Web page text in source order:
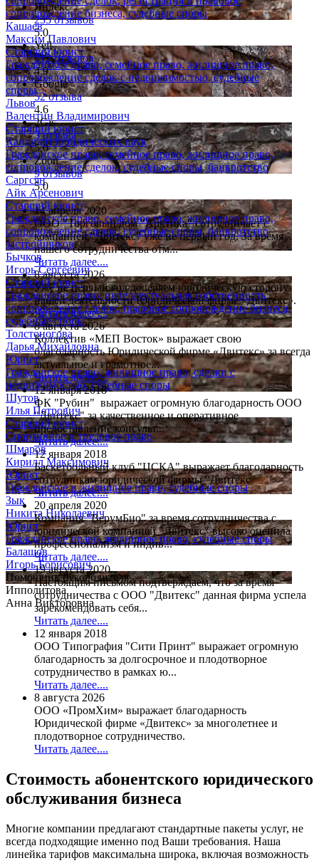
сопровождение бизнеса, судебные споры
Кашаев
Максим Павлович
Старший юрист
Гражданское право, семейное право, жилищное право,
сопровождение сделок с недвижимостью, судебные
споры
Львов
Валентин Владимирович
Старший юрист
Кандидат юридических наук
Гражданское право, семейное право, жилищное право,
сопровождение сделок, судебные споры, банкротство
Саргсян
Айк Арсенович
Старший юрист
Гражданское право, семейное право, жилищное право,
сопровождение сделок, судебные споры, банкротство
застройщиков
Бычков
Игорь Сергеевич
Старший юрист
Гражданское право, интеллектуальная собственность,
сопровождение сделок, правовое сопровождение бизнеса,
судебные споры
Толстоногова
Дарья Михайловна
Юрист
Гражданское право, жилищное право, сделки с
недвижимостью, судебные споры
Шутов
Илья Петрович
Старший юрист
Спортивное и трудовое право
Шмаров
Кирилл Максимович
Юрист
Гражданское и жилищное право, судебные споры
Зык
Никита Николаевич
Юрист
Гражданское право, жилищное право, судебные споры
Балашов
Игорь Борисович
Помощник руководителя
Ипполитова
Анна Викторовна
Яндекс
235 отзывов
5.0
Yell
212 отзывов
4.9
Google
52 отзыва
4.6
2Gis
3 отзыва
5.0
Zoon
9 отзывов
5.0
14 апреля 2020
ООО "Торговый дом "Арктика" сотрудничает с
компанией "Двитекс" уже не первый год. За время
нашего сотрудничества отм...
Читать далее....
8 августа 2026
Уже не первый год доверяем юридическую сторону
нашей деятельности Юридической фирме «Двитекс».
Читать далее....
8 августа 2026
Коллектив «МЕП Восток» выражает свою
благодарность Юридической фирме «Двитекс» за всегда
актуальное и грамотное...
Читать далее....
12 января 2018
ФК "Рубин" выражает огромную благодарность ООО
"Двитекс" за качественное и оперативное
предоставление консульт...
Читать далее....
12 января 2018
Баскетбольный клуб "ЦСКА" выражает благодарность
сотрудникам юридической фирмы "Двитекс"
Читать далее....
20 апреля 2020
Компания "ВерумБио" за время сотрудничества с
юридической компанией "Двитекс" высоко оценила
профессионализм и индив...
Читать далее....
19 августа 2020
Настоящим письмом подтверждаем, что за время
сотрудничества с ООО "Двитекс" данная фирма успела
зарекомендовать себя...
Читать далее....
12 января 2018
ООО Типография "Сити Принт" выражает огромную
благодарность за долгосрочное и плодотворное
сотрудничество в рамках ю...
Читать далее....
8 августа 2026
ООО «ПромХим» выражает благодарность
Юридической фирме «Двитекс» за многолетнее и
плодотворное сотрудничество.
Читать далее....
Стоимость абонентского юридического
обслуживания бизнеса
Многие компании предлагают стандартные пакеты услуг, не
всегда подходящие именно под Ваши требования. Наша
линейка тарифов максимальна широка, включая возможность